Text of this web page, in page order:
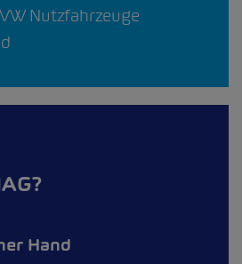
Nutzfahrzeuge
Hand